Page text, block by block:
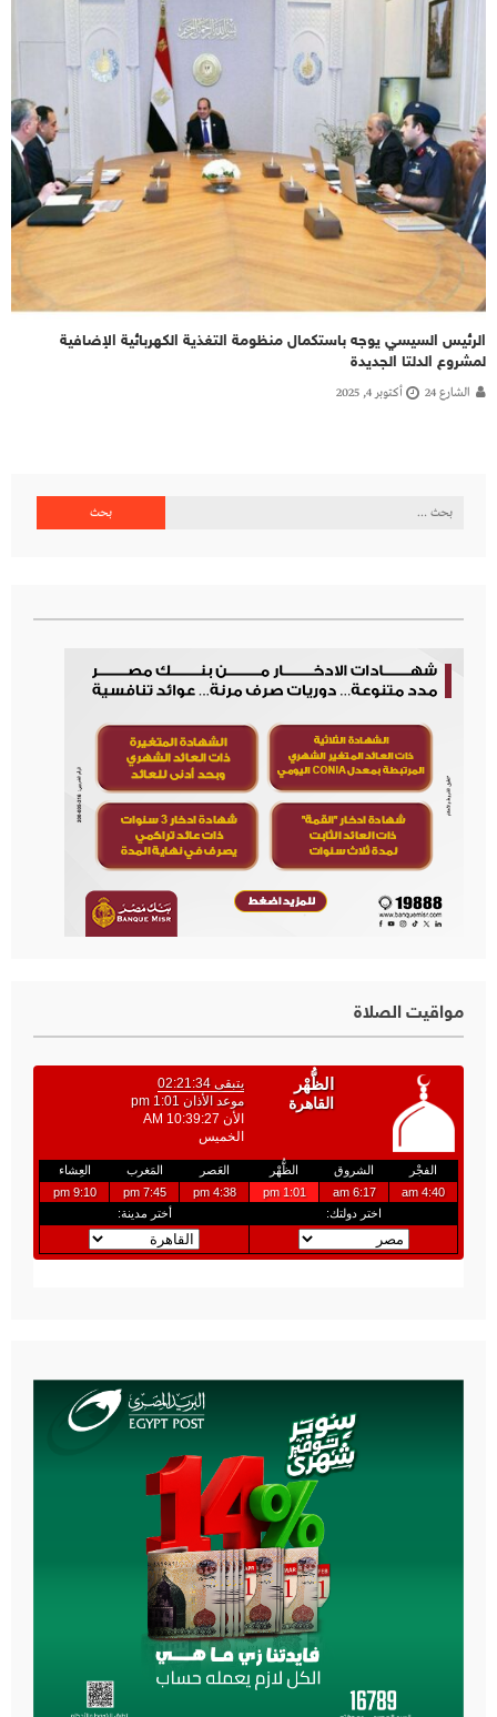
الرئيس السيسي يوجه باستكمال منظومة التغذية الكهربائية الإضافية
لمشروع الدلتا الجديدة
الشارع 24 أكتوبر 4, 2025
البحث
مواقيت الصلاة